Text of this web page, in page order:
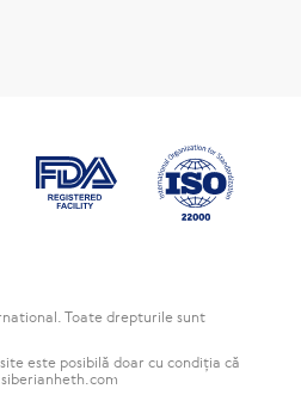
Toate drepturile sunt
este posibilă doar cu condiția că